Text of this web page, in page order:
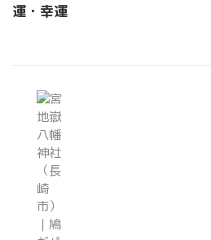
運・幸運